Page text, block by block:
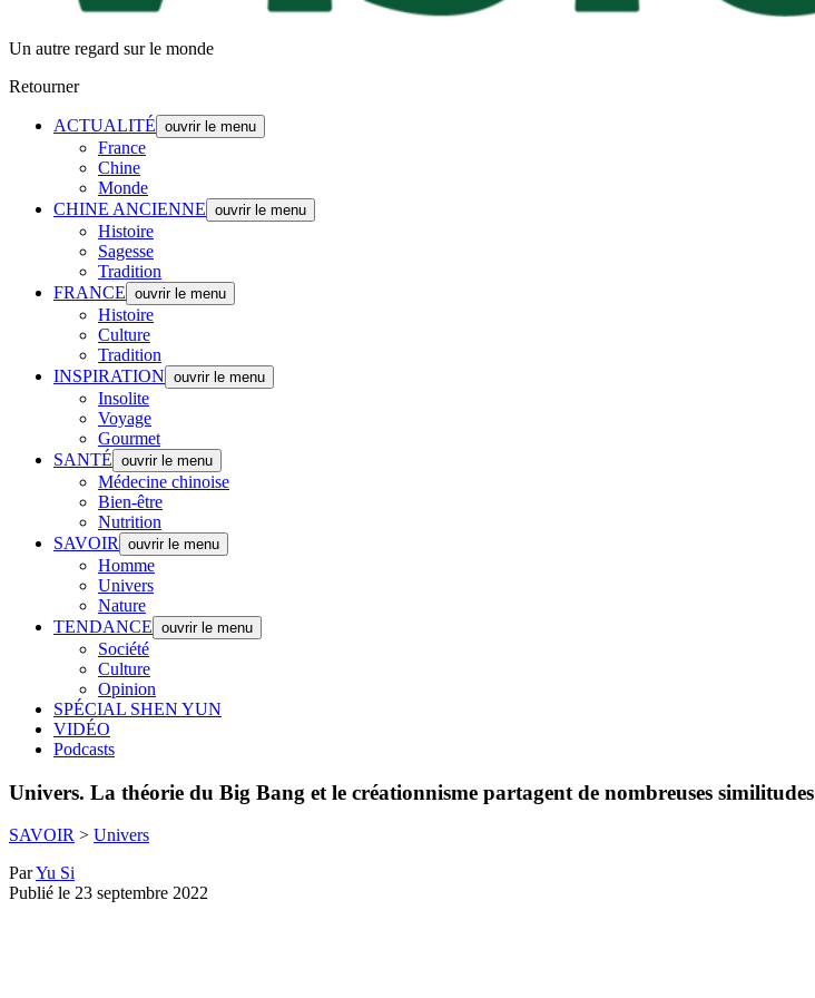
Un autre regard sur le monde
Retourner
ACTUALITÉ ouvrir le menu
France
Chine
Monde
CHINE ANCIENNE ouvrir le menu
Histoire
Sagesse
Tradition
FRANCE ouvrir le menu
Histoire
Culture
Tradition
INSPIRATION ouvrir le menu
Insolite
Voyage
Gourmet
SANTÉ ouvrir le menu
Médecine chinoise
Bien-être
Nutrition
SAVOIR
ouvrir le menu
Homme
Univers
Nature
TENDANCE ouvrir le menu
Société
Culture
Opinion
SPÉCIAL SHEN YUN
VIDÉO
Podcasts
Univers. La théorie du Big Bang et le créationnisme partagent de nombreuses similitudes
SAVOIR > Univers
ParYu Si
Publié le 23 septembre 2022